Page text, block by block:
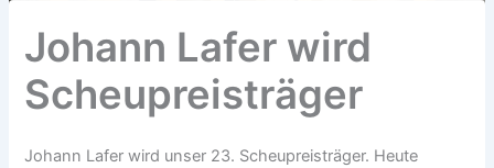
Johann Lafer wird
Scheupreisträger
Johann Lafer wird unser 23. Scheupreisträger. Heute